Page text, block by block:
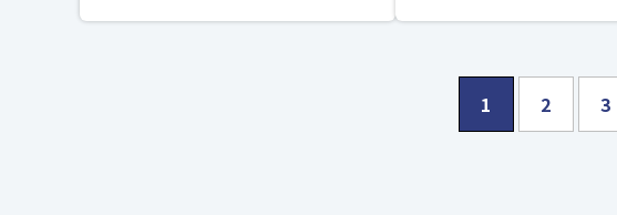
1 2 3